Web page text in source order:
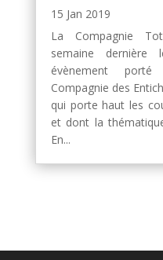
15 Jan 2019
La Compagnie
semaine dernière
évènement
Compagnie des
qui porte haut les
et dont la
En...